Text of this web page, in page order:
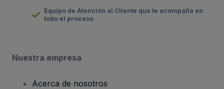
Equipo de Atención al Cliente que te acompaña en
todo el proceso
Nuestra empresa
Acerca de nosotros